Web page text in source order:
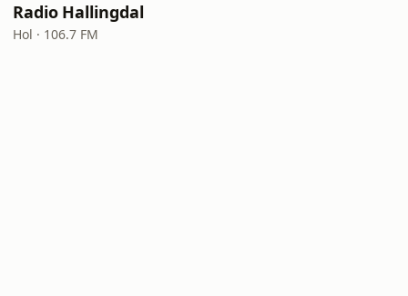
Radio Hallingdal
Hol · 106.7 FM